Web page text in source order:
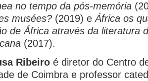
no tempo da pós-memória
musées? (2019) e África os
de África através da literatura
(2017).
Ribeiro é diretor do Centro
de Coimbra e professor